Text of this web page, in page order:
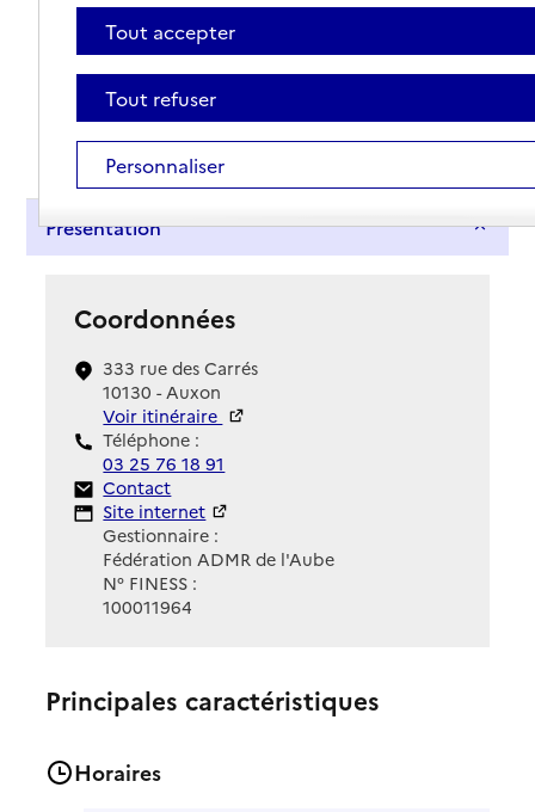
Tout déplier
Présentation
Coordonnées
333 rue des Carrés
10130 - Auxon
Voir itinéraire
Téléphone :
03 25 76 18 91
Contact
Contact
Site Internet
Site internet
Gestionnaire :
Fédération ADMR de l'Aube
N° FINESS :
100011964
Principales caractéristiques
Horaires
Tout accepter
Tout refuser
Personnaliser